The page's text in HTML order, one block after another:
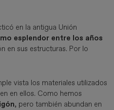
en la antigua Unión
esplendor entre los años
en sus estructuras. Por lo
vista los materiales utilizados
en ellos. Como hemos
, pero también abundan en